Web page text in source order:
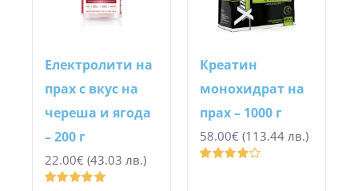
Електролити на
прах с вкус на
череша и ягода
– 200 г
22.00€ (43.03 лв.)
Креатин
монохидрат на
прах – 1000 г
58.00€ (113.44 лв.)